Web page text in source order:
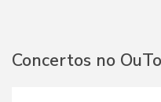
Concertos no